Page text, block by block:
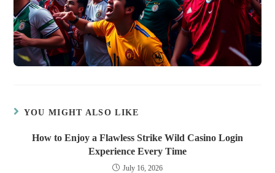
YOU MIGHT ALSO LIKE
How to Enjoy a Flawless Strike Wild Casino Login
Experience Every Time
July 16, 2026